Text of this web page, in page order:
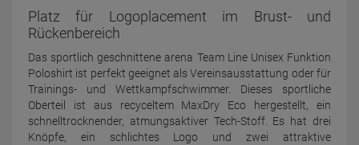
Platz für Logoplacement im Brust- und
Rückenbereich
Das sportlich geschnittene arena Team Line Unisex Funktion
Poloshirt ist perfekt geeignet als Vereinsausstattung oder für
Trainings- und Wettkampfschwimmer. Dieses sportliche
Oberteil ist aus recyceltem MaxDry Eco hergestellt, ein
schnelltrocknender, atmungsaktiver Tech-Stoff. Es hat drei
Knöpfe, ein schlichtes Logo und zwei attraktive